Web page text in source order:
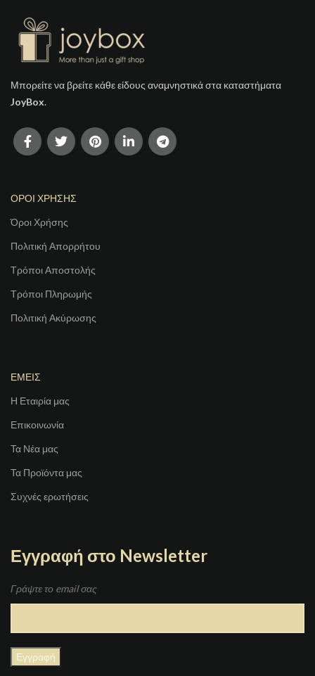
Μπορείτε να βρείτε κάθε είδους αναμνηστικά στα καταστήματα
JoyBox.
ΟΡΟΙ ΧΡΗΣΗΣ
Όροι Χρήσης
Πολιτική Απορρήτου
Τρόποι Αποστολής
Τρόποι Πληρωμής
Πολιτική Ακύρωσης
ΕΜΕΙΣ
Η Εταιρία μας
Επικοινωνία
Τα Νέα μας
Τα Προϊόντα μας
Συχνές ερωτήσεις
Εγγραφή στο Newsletter
Γράψτε το email σας